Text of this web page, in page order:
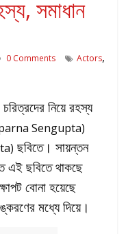
সমাধান
0 Comments Actors,
নিয়ে রহস্য
Sengupta)
ছবিতে। সায়ন্তন
এই ছবিতে থাকছে
বোনা হয়েছে
মধ্যে দিয়ে।